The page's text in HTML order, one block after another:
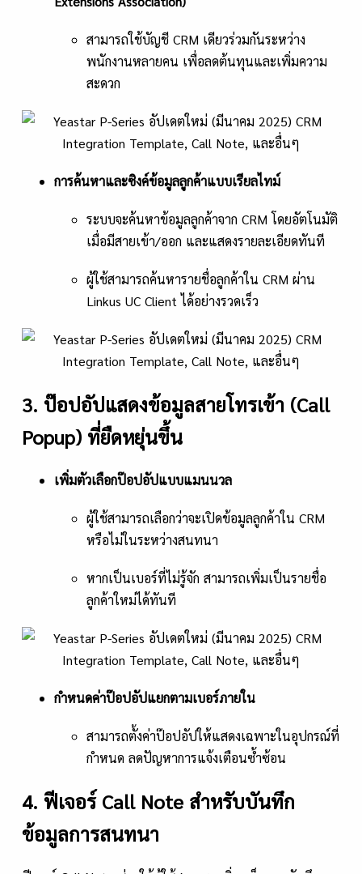
สามารถใช้บัญชี CRM เดียวร่วมกันระหว่าง
พนักงานหลายคน เพื่อลดต้นทุนและเพิ่มความ
สะดวก
การค้นหาและซิงค์ข้อมูลลูกค้าแบบเรียลไทม์
ระบบจะค้นหาข้อมูลลูกค้าจาก CRM โดยอัตโนมัติ
เมื่อมีสายเข้า/ออก และแสดงรายละเอียดทันที
ผู้ใช้สามารถค้นหารายชื่อลูกค้าใน CRM ผ่าน
Linkus UC Client ได้อย่างรวดเร็ว
3. ป๊อปอัปแสดงข้อมูลสายโทรเข้า (Call
Popup) ที่ยืดหยุ่นขึ้น
เพิ่มตัวเลือกป๊อปอัปแบบแมนนวล
ผู้ใช้สามารถเลือกว่าจะเปิดข้อมูลลูกค้าใน CRM
หรือไม่ในระหว่างสนทนา
หากเป็นเบอร์ที่ไม่รู้จัก สามารถเพิ่มเป็นรายชื่อ
ลูกค้าใหม่ได้ทันที
กำหนดค่าป๊อปอัปแยกตามเบอร์ภายใน
สามารถตั้งค่าป๊อปอัปให้แสดงเฉพาะในอุปกรณ์ที่
กำหนด ลดปัญหาการแจ้งเตือนซ้ำซ้อน
4. ฟีเจอร์ Call Note สำหรับบันทึก
ข้อมูลการสนทนา